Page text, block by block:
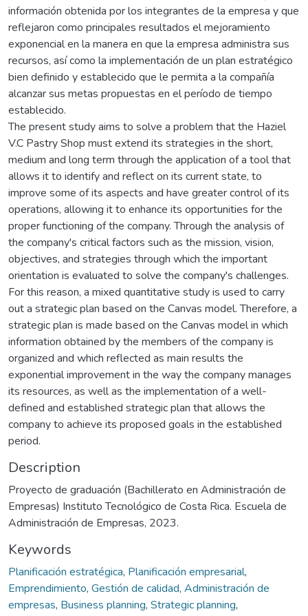
información obtenida por los integrantes de la empresa y que
reflejaron como principales resultados el mejoramiento
exponencial en la manera en que la empresa administra sus
recursos, así como la implementación de un plan estratégico
bien definido y establecido que le permita a la compañía
alcanzar sus metas propuestas en el período de tiempo
establecido.
The present study aims to solve a problem that the Haziel
V.C Pastry Shop must extend its strategies in the short,
medium and long term through the application of a tool that
allows it to identify and reflect on its current state, to
improve some of its aspects and have greater control of its
operations, allowing it to enhance its opportunities for the
proper functioning of the company. Through the analysis of
the company's critical factors such as the mission, vision,
objectives, and strategies through which the important
orientation is evaluated to solve the company's challenges.
For this reason, a mixed quantitative study is used to carry
out a strategic plan based on the Canvas model. Therefore, a
strategic plan is made based on the Canvas model in which
information obtained by the members of the company is
organized and which reflected as main results the
exponential improvement in the way the company manages
its resources, as well as the implementation of a well-
defined and established strategic plan that allows the
company to achieve its proposed goals in the established
period.
Description
Proyecto de graduación (Bachillerato en Administración de
Empresas) Instituto Tecnológico de Costa Rica. Escuela de
Administración de Empresas, 2023.
Keywords
Planificación estratégica, Planificación empresarial,
Emprendimiento, Gestión de calidad, Administración de
empresas, Business planning, Strategic planning,